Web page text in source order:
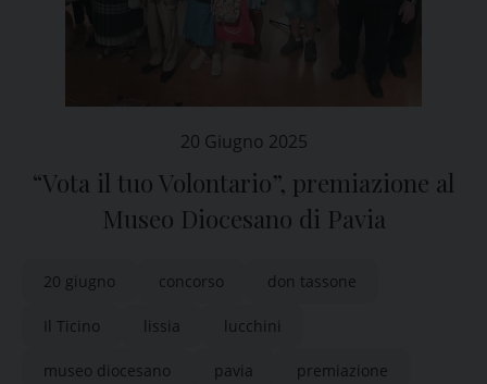
20 Giugno 2025
“Vota il tuo Volontario”, premiazione al
Museo Diocesano di Pavia
20 giugno concorso don tassone
Il Ticino lissia lucchini
museo diocesano pavia premiazione